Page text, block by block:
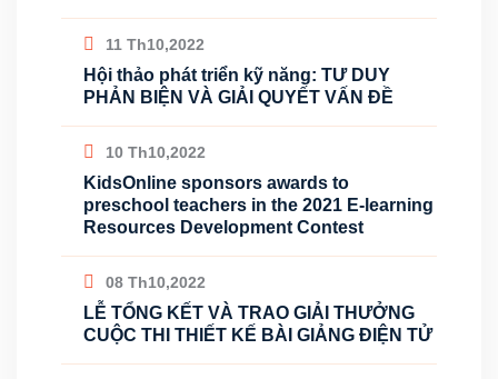
11 Th10,2022
Hội thảo phát triển kỹ năng: TƯ DUY
PHẢN BIỆN VÀ GIẢI QUYẾT VẤN ĐỀ
10 Th10,2022
KidsOnline sponsors awards to
preschool teachers in the 2021 E-learning
Resources Development Contest
08 Th10,2022
LỄ TỔNG KẾT VÀ TRAO GIẢI THƯỞNG
CUỘC THI THIẾT KẾ BÀI GIẢNG ĐIỆN TỬ